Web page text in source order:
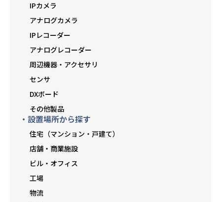
IPカメラ
アナログカメラ
IPレコーダー
アナログレコーダー
周辺機器・アクセサリ
センサ
DXボード
その他製品
・設置場所から探す
住宅（マンション・戸建て）
店舗・商業施設
ビル・オフィス
工場
物流